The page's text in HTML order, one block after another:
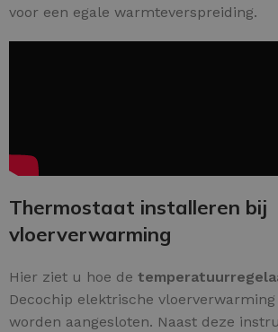
voor een egale warmteverspreiding.
Thermostaat installeren bij
vloerverwarming
Hier ziet u hoe de
Decochip elektrische
worden aangesloten. Naast deze